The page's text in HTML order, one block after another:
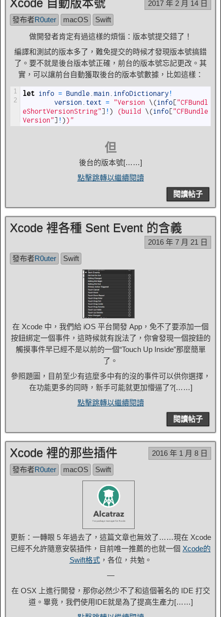
Xcode 自動版本號
2017 年 2 月 14 日
發布者R0uter macOS
Swift
做開發者肯定有過這樣的煩惱：版本號提交錯了！
編譯和測試的版本多了，難免提交的時候才發現版本號搞錯
了。要不就是後台版本號正確，前台的版本號忘記更改。其
實，可以讓前台自動獲取後台的版本號數據，比如這樣：
1
2
let info = Bundle.main . infoDictionary!
version . text = "Version \(info["CFBundl
eShortVersionString"] ! ) (build \(info["CFBundle
Version"] ! ))"
但
後台的版本號[……]
點擊跳轉以繼續閱讀
閱讀帖子
Xcode 裡各種 Sent Event 的含義
2016 年 7 月 21 日
發布者R0uter Swift
在 Xcode 中，我們給 iOS 平台開發 App，免不了要添加一個
按鈕綁定一個事件，這時候就有說法了，你會發現一個按鈕的
觸摸事件早已經不是以前的一個“Touch Up Inside”那麼簡單
了。
參照題圖，目前至少有這麼多中有的沒的事件可以供你選擇，
在功能更多的同時，新手可能就更加懵逼了?[……]
點擊跳轉以繼續閱讀
閱讀帖子
Xcode 裡的那些插件
2016 年 1 月 8 日
發布者R0uter macOS Swift
更新：一轉眼 5 年過去了，這篇文章也無效了……現在 Xcode
已經不允許隨意安裝插件，目前唯一推薦的也就一個 Xcode的
Swift格式，各位，共勉。
—
在 OSX 上進行開發，那你必然少不了和這個著名的 IDE 打交
道。畢竟，我們使用IDE就是為了提高生產力[……]